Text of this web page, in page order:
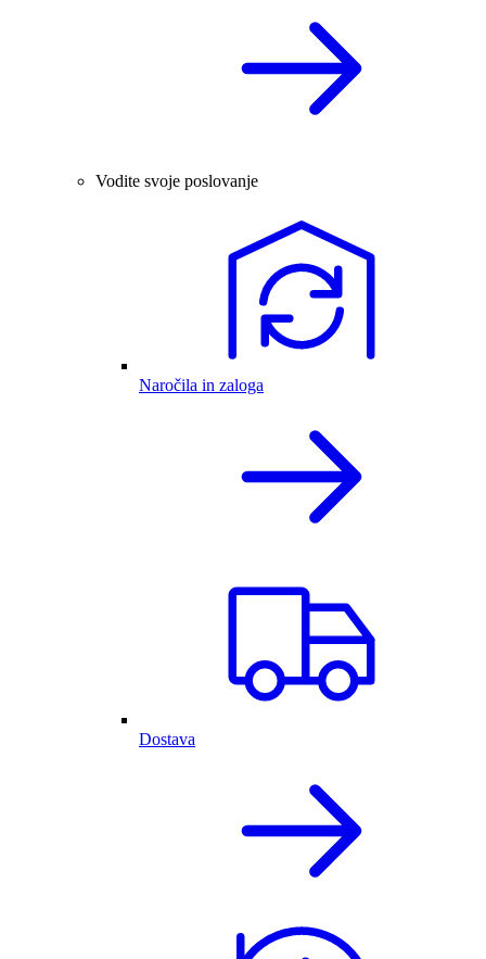
Vodite svoje poslovanje
Naročila in zaloga
Dostava